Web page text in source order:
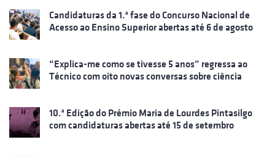
Candidaturas da 1.ª fase do Concurso Nacional de
Acesso ao Ensino Superior abertas até 6 de agosto
“Explica-me como se tivesse 5 anos” regressa ao
Técnico com oito novas conversas sobre ciência
10.ª Edição do Prémio Maria de Lourdes Pintasilgo
com candidaturas abertas até 15 de setembro